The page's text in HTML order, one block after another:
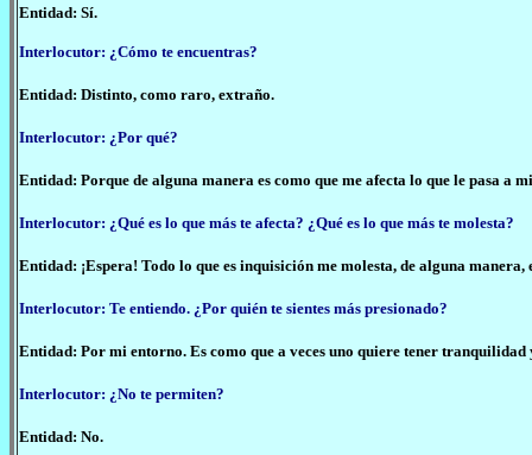
Entidad: Sí.
Interlocutor: ¿Cómo te encuentras?
Entidad: Distinto, como raro, extraño.
Interlocutor: ¿Por qué?
Entidad: Porque de alguna manera es como que me afecta lo que le pasa a
Interlocutor: ¿Qué es lo que más te afecta? ¿Qué es lo que más te molesta?
Entidad: ¡Espera! Todo lo que es inquisición me molesta, de alguna
Interlocutor: Te entiendo. ¿Por quién te sientes más presionado?
Entidad: Por mi entorno. Es como que a veces uno quiere tener tranquilidad
Interlocutor: ¿No te permiten?
Entidad: No.